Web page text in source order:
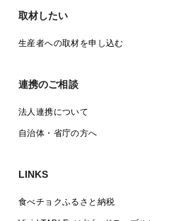
取材したい
生産者への取材を申し込む
連携のご相談
法人連携について
自治体・省庁の方へ
LINKS
食べチョクふるさと納税